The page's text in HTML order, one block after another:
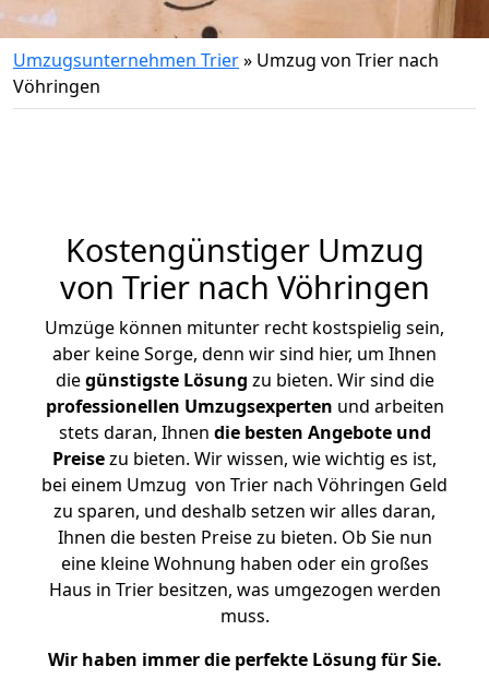
Umzugsunternehmen Trier» Umzug von Trier nach
Vöhringen
Kostengünstiger Umzug
von Trier nach Vöhringen
Umzüge können mitunter recht kostspielig sein,
aber keine Sorge, denn wir sind hier, um Ihnen
diegünstigste Lösung zu bieten. Wir sind die
professionellen Umzugsexperten und arbeiten
stets daran, Ihnen die besten Angebote und
Preisezu bieten. Wir wissen, wie wichtig es ist,
bei einem Umzug von Trier nach Vöhringen Geld
zu sparen, und deshalb setzen wir alles daran,
Ihnen die besten Preise zu bieten. Ob Sie nun
eine kleine Wohnung haben oder ein großes
Haus in Trier besitzen, was umgezogen werden
muss.
Wir haben immer die perfekte Lösung für Sie.